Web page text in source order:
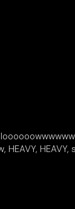
HEAVY,